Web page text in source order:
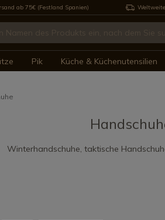
ab 75€ (Festland Spanien)
Pik Küche & Küchenutensilien
Winterhandschuhe, taktische